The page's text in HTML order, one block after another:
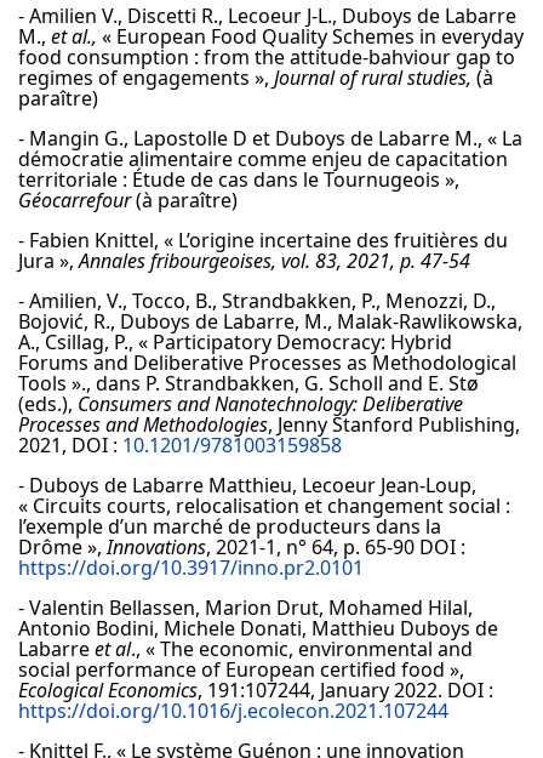
- Amilien V., Discetti R., Lecoeur J-L., Duboys de Labarre
M., et al., « European Food Quality Schemes in everyday
food consumption : from the attitude-bahviour gap to
regimes of engagements », Journal of rural studies, (à
paraître)
- Mangin G., Lapostolle D et Duboys de Labarre M., « La
démocratie alimentaire comme enjeu de capacitation
territoriale : Étude de cas dans le Tournugeois »,
Géocarrefour(à paraître)
- Fabien Knittel, « L’origine incertaine des fruitières du
Jura »,Annales fribourgeoises, vol. 83, 2021, p. 47-54
- Amilien, V., Tocco, B., Strandbakken, P., Menozzi, D.,
Bojović, R., Duboys de Labarre, M., Malak-Rawlikowska,
A., Csillag, P., « Participatory Democracy: Hybrid
Forums and Deliberative Processes as Methodological
Tools »., dans P. Strandbakken, G. Scholl and E. Stø
(eds.), Consumers and Nanotechnology: Deliberative
Processes and Methodologies, Jenny Stanford Publishing,
2021, DOI : 10.1201/9781003159858
- Duboys de Labarre Matthieu, Lecoeur Jean-Loup,
« Circuits courts, relocalisation et changement social :
l’exemple d’un marché de producteurs dans la
Drôme »,Innovations, 2021-1, n° 64, p. 65-90 DOI :
https://doi.org/10.3917/inno.pr2.0101
- Valentin Bellassen, Marion Drut, Mohamed Hilal,
Antonio Bodini, Michele Donati, Matthieu Duboys de
Labarreet al., « The economic, environmental and
social performance of European certified food »,
Ecological Economics, 191:107244, January 2022. DOI :
https://doi.org/10.1016/j.ecolecon.2021.107244
- Knittel F., « Le système Guénon : une innovation